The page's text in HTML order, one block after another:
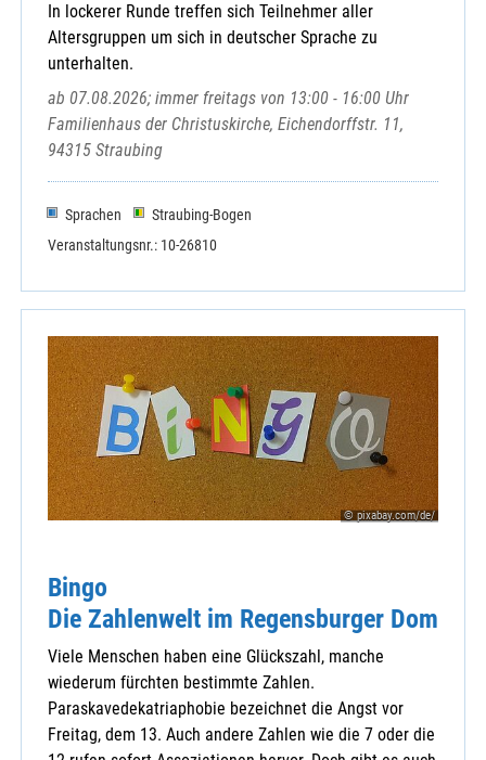
In lockerer Runde treffen sich Teilnehmer aller
Altersgruppen um sich in deutscher Sprache zu
unterhalten.
ab 07.08.2026; immer freitags von 13:00 - 16:00 Uhr
Familienhaus der Christuskirche, Eichendorffstr. 11,
94315 Straubing
Sprachen
Straubing-Bogen
Veranstaltungsnr.: 10-26810
© pixabay.com/de/
Bingo
Die Zahlenwelt im Regensburger Dom
Viele Menschen haben eine Glückszahl, manche
wiederum fürchten bestimmte Zahlen.
Paraskavedekatriaphobie bezeichnet die Angst vor
Freitag, dem 13. Auch andere Zahlen wie die 7 oder die